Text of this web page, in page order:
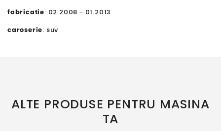
fabricatie: 02.2008 - 01.2013
caroserie: suv
ALTE PRODUSE PENTRU MASINA
TA